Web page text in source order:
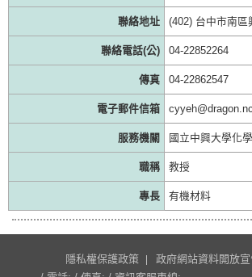
聯絡地址 (402) 台中市南區
聯絡電話(公) 04-22852264
傳真 04-22862547
電子郵件信箱
服務機關 國立中興大學化學
職稱 教授
專長 有機材料
隱私權保護政策 政府網站資料開放